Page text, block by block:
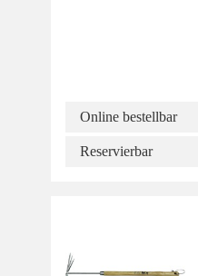
Online bestellbar
Reservierbar